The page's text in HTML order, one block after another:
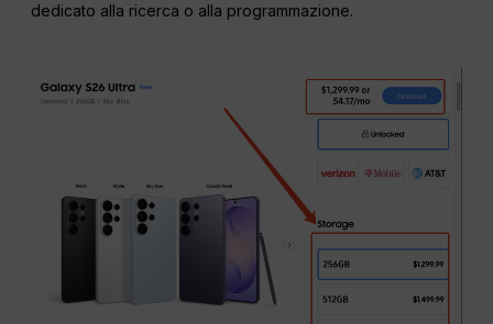
dedicato alla ricerca o alla programmazione.